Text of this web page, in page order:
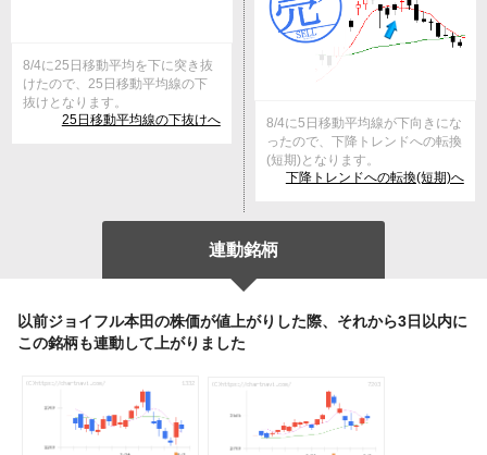
8/4に25日移動平均を下に突き抜
けたので、25日移動平均線の下
抜けとなります。
25日移動平均線の下抜けへ
8/4に5日移動平均線が下向きにな
ったので、下降トレンドへの転換
(短期)となります。
下降トレンドへの転換(短期)へ
連動銘柄
以前ジョイフル本田の株価が値上がりした際、それから3日以内に
この銘柄も連動して上がりました